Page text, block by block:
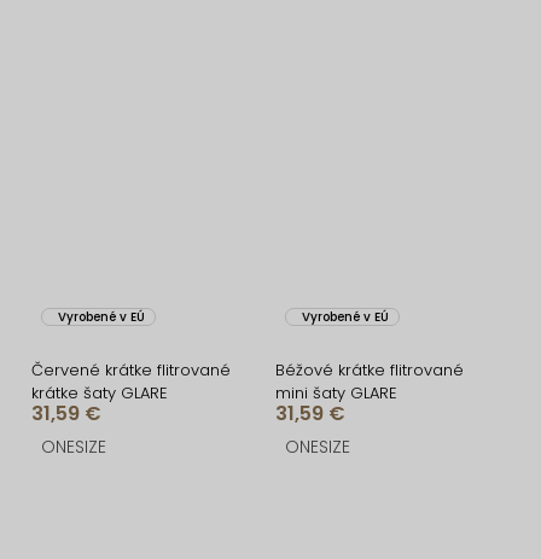
Vyrobené v EÚ
Červené krátke flitrované
krátke šaty GLARE
31,59 €
ONESIZE
Vyrobené v EÚ
Béžové krátke flitrované
mini šaty GLARE
31,59 €
ONESIZE